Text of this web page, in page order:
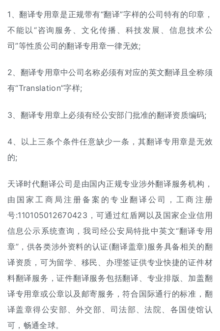
1、翻译专用章是正规带有“翻译”字样的公司特有的印章，
不能以“咨询服务、文化传播、科技发展、信息技术公
司”等性质公司的翻译专用章一律无效;
2、翻译专用章中公司名称必须有对应的英文翻译且全称须
有“Translation”字样;
3、翻译专用章上必须有经公安部门批准的翻译资质编码;
4、以上三条个条件任意缺少一条，其翻译专用章是无效
的;
天译时代翻译公司是由国内正规专业涉外翻译服务机构，
由国家工商局注册备案的专业翻译公司，工商注册
号:110105012670423，可通过红盾网以及国家企业信用
信息公示系统查询，我司经公安局特批中英文“翻译专用
章”，供各类涉外资料的认证(翻译盖章)服务具备相关的翻
译资质，可为留学、移民、办理签证供专业快捷的证件材
料翻译服务，证件翻译服务包括翻译、专业排版、加盖翻
译专用章或公章以及邮寄服务，符合国际通行的标准，翻
译盖章得公安部、外交部、司法部、法院、各国使馆认
可，畅通全球。